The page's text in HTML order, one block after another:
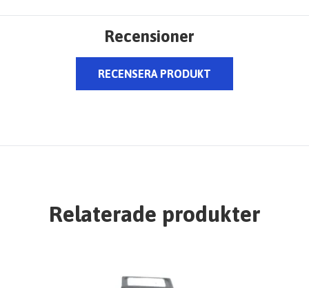
Recensioner
RECENSERA PRODUKT
Relaterade produkter